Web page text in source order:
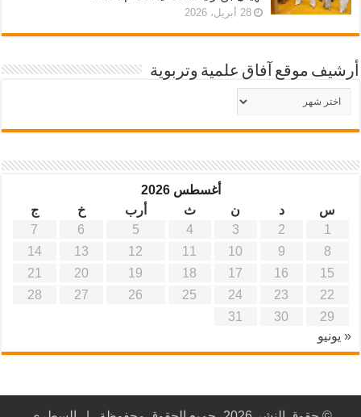
28 أبريل، 2026
أرشيف موقع آفاق علمية وتربوية
أرشيف
موقع
آفاق
أغسطس 2026
س
د ن ث أرب خ
ج
1
2
3
4
5
6
7
8
9
10
11
12
13
14
15
16
17
18
19
20
21
22
23
24
25
26
27
28
29
30
31
« يونيو